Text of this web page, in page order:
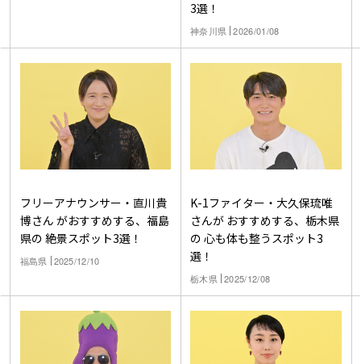
3選！
神奈川県 2026/01/08
フリーアナウンサー・直川貴
博さん がおすすめする、福島
県の 絶景スポット3選！
福島県 2025/12/10
K-1ファイター・大久保琉唯
さんが おすすめする、栃木県
の 心も体も整うスポット3
選！
栃木県 2025/12/08